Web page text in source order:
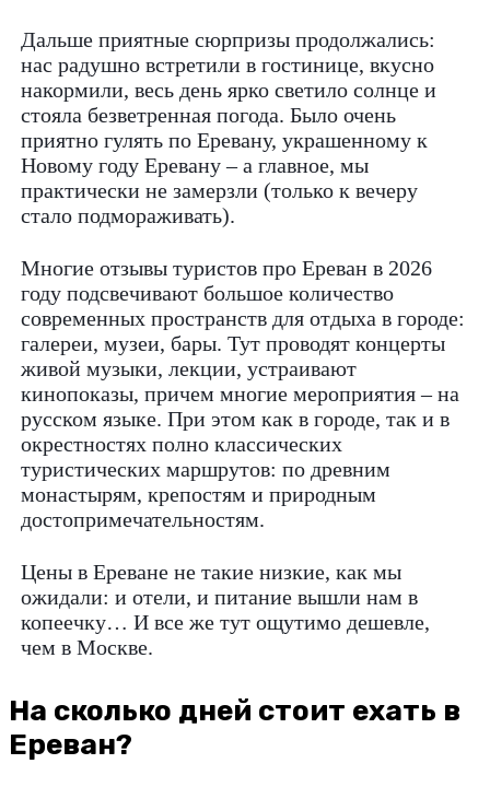
Дальше приятные сюрпризы продолжались:
нас радушно встретили в гостинице, вкусно
накормили, весь день ярко светило солнце и
стояла безветренная погода. Было очень
приятно гулять по Еревану, украшенному к
Новому году Еревану – а главное, мы
практически не замерзли (только к вечеру
стало подмораживать).
Многие отзывы туристов про Ереван в 2026
году подсвечивают большое количество
современных пространств для отдыха в городе:
галереи, музеи, бары. Тут проводят концерты
живой музыки, лекции, устраивают
кинопоказы, причем многие мероприятия – на
русском языке. При этом как в городе, так и в
окрестностях полно классических
туристических маршрутов: по древним
монастырям, крепостям и природным
достопримечательностям.
Цены в Ереване не такие низкие, как мы
ожидали: и отели, и питание вышли нам в
копеечку… И все же тут ощутимо дешевле,
чем в Москве.
На сколько дней стоит ехать в
Ереван?